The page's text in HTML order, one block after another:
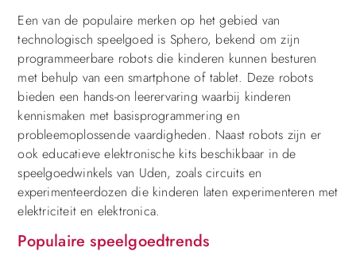
Een van de populaire merken op het gebied van
technologisch speelgoed is Sphero, bekend om zijn
programmeerbare robots die kinderen kunnen besturen
met behulp van een smartphone of tablet. Deze robots
bieden een hands-on leerervaring waarbij kinderen
kennismaken met basisprogrammering en
probleemoplossende vaardigheden. Naast robots zijn er
ook educatieve elektronische kits beschikbaar in de
speelgoedwinkels van Uden, zoals circuits en
experimenteerdozen die kinderen laten experimenteren met
elektriciteit en elektronica.
Populaire speelgoedtrends